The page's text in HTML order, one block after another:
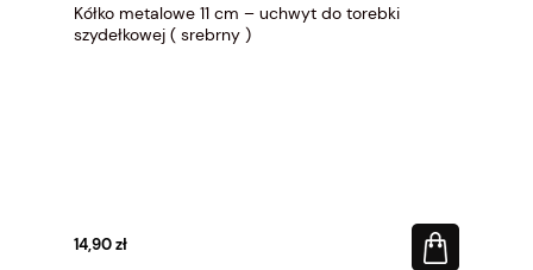
Kółko metalowe 11 cm – uchwyt do torebki
szydełkowej ( srebrny )
14,90 zł